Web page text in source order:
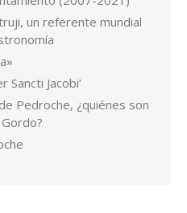
un referente mundial
Sancti Jacobi’
Pedroche, ¿quiénes son